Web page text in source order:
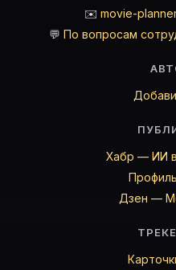
✉️ movie-
💬 По вопросам
Хабр — ИИ
Дзен —